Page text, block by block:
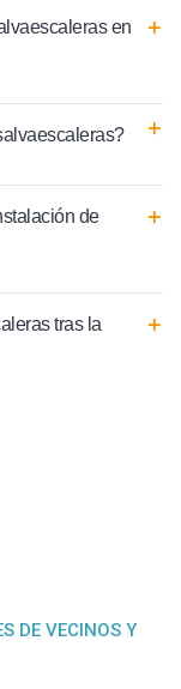
en
de
tras la
DE VECINOS Y